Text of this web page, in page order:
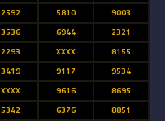
2592 5810
9003
3536 6944
2321
2293 XXXX
8155
3419 9117
9534
XXXX 9616
8695
5342 6376 8851